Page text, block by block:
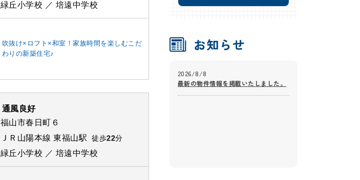
緑丘小学校 ／ 培遠中学校
吹抜け×ロフト×和室！家族時間を楽しむこだ
わりの新築住宅♪
通風良好
福山市春日町６
ＪＲ山陽本線 東福山駅 徒歩22分
緑丘小学校 ／ 培遠中学校
2026/8/8
最新の物件情報を掲載いたしました。